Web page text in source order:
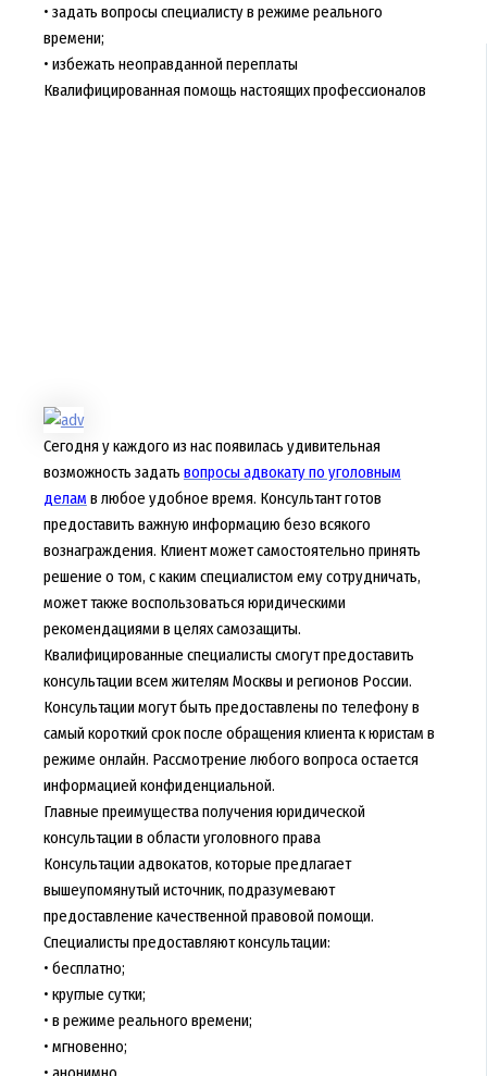
• задать вопросы специалисту в режиме реального
времени;
• избежать неоправданной переплаты
Квалифицированная помощь настоящих профессионалов
Сегодня у каждого из нас появилась удивительная
возможность задать вопросы адвокату по уголовным
делам в любое удобное время. Консультант готов
предоставить важную информацию безо всякого
вознаграждения. Клиент может самостоятельно принять
решение о том, с каким специалистом ему сотрудничать,
может также воспользоваться юридическими
рекомендациями в целях самозащиты.
Квалифицированные специалисты смогут предоставить
консультации всем жителям Москвы и регионов России.
Консультации могут быть предоставлены по телефону в
самый короткий срок после обращения клиента к юристам в
режиме онлайн. Рассмотрение любого вопроса остается
информацией конфиденциальной.
Главные преимущества получения юридической
консультации в области уголовного права
Консультации адвокатов, которые предлагает
вышеупомянутый источник, подразумевают
предоставление качественной правовой помощи.
Специалисты предоставляют консультации:
• бесплатно;
• круглые сутки;
• в режиме реального времени;
• мгновенно;